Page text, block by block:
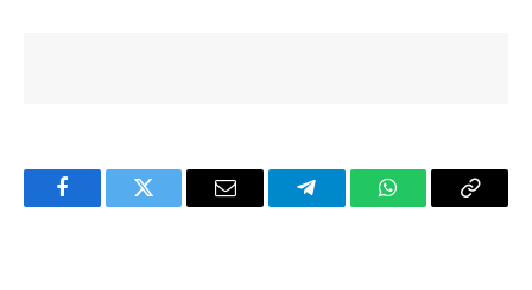
FacebookTwitter Email TelegramWhatsAppCopy